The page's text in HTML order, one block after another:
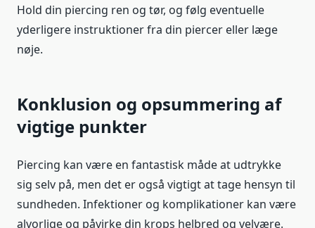
Hold din piercing ren og tør, og følg eventuelle
yderligere instruktioner fra din piercer eller læge
nøje.
Konklusion og opsummering af
vigtige punkter
Piercing kan være en fantastisk måde at udtrykke
sig selv på, men det er også vigtigt at tage hensyn til
sundheden. Infektioner og komplikationer kan være
alvorlige og påvirke din krops helbred og velvære.